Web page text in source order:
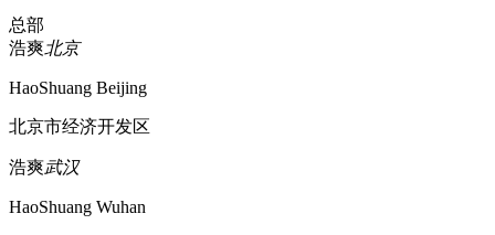
总部
浩爽北京
HaoShuang Beijing
北京市经济开发区
浩爽武汉
HaoShuang Wuhan